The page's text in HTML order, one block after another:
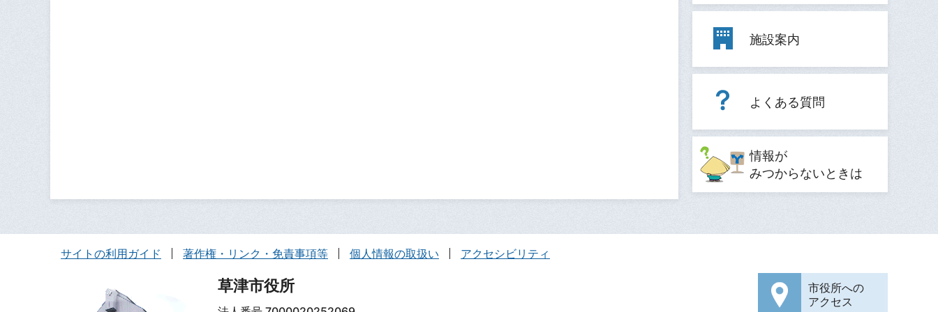
施設案内
よくある質問
情報が
みつからないときは
サイトの利用ガイド 著作権・リンク・免責事項等 個人情報の取扱い アクセシビリティ
草津市役所
市役所への
アクセス